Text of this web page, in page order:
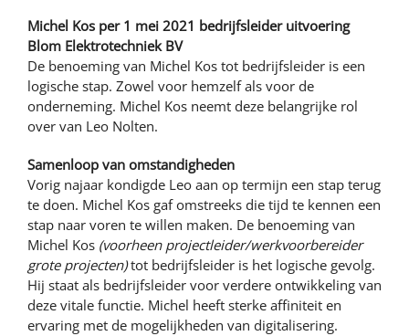
Michel Kos per 1 mei 2021 bedrijfsleider uitvoering
Blom Elektrotechniek BV
De benoeming van Michel Kos tot bedrijfsleider is een
logische stap. Zowel voor hemzelf als voor de
onderneming. Michel Kos neemt deze belangrijke rol
over van Leo Nolten.
Samenloop van omstandigheden
Vorig najaar kondigde Leo aan op termijn een stap terug
te doen. Michel Kos gaf omstreeks die tijd te kennen een
stap naar voren te willen maken. De benoeming van
Michel Kos (voorheen projectleider/werkvoorbereider
grote projecten)tot bedrijfsleider is het logische gevolg.
Hij staat als bedrijfsleider voor verdere ontwikkeling van
deze vitale functie. Michel heeft sterke affiniteit en
ervaring met de mogelijkheden van digitalisering.